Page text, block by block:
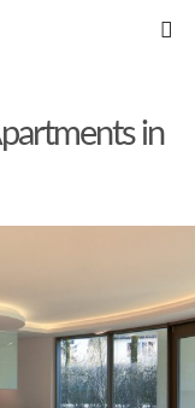
in